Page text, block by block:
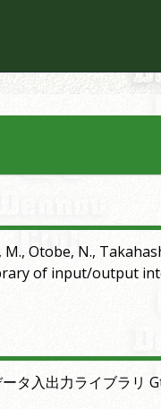
Otobe, N.,
of input/output
タ入出力ライブラリ